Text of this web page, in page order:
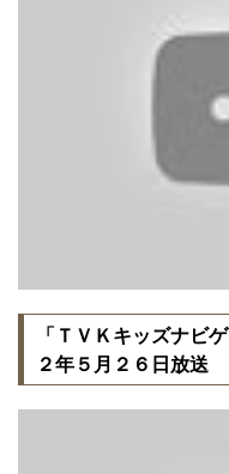
「ＴＶＫキッズナビ
２年５月２６日放送